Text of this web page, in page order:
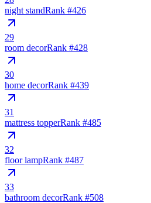
night standRank #426
29
room decorRank #428
30
home decorRank #439
31
mattress topperRank #485
32
floor lampRank #487
33
bathroom decorRank #508